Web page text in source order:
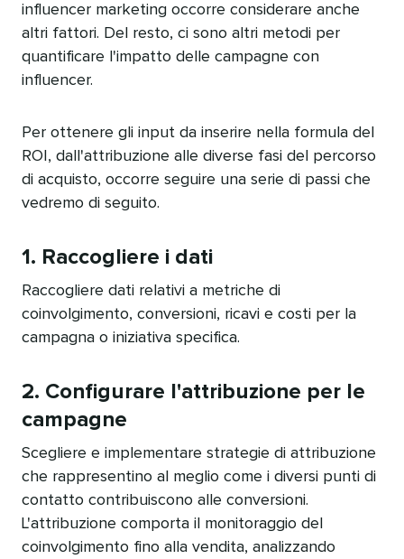
influencer marketing occorre considerare anche
altri fattori. Del resto, ci sono altri metodi per
quantificare l'impatto delle campagne con
influencer.​​
Per ottenere gli input da inserire nella formula del
ROI, dall'attribuzione alle diverse fasi del percorso
di acquisto, occorre seguire una serie di passi che
vedremo di seguito.​​
1. Raccogliere i dati​​
Raccogliere dati relativi a metriche di
coinvolgimento, conversioni, ricavi e costi per la
campagna o iniziativa specifica.​​
2. Configurare l'attribuzione per le
campagne​​
Scegliere e implementare strategie di attribuzione
che rappresentino al meglio come i diversi punti di
contatto contribuiscono alle conversioni.
L'attribuzione comporta il monitoraggio del
coinvolgimento fino alla vendita, analizzando